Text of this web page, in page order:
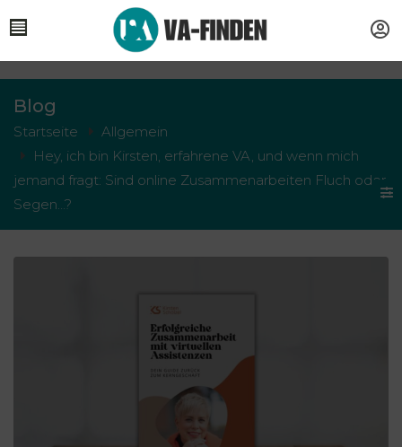
Blog
Startseite
Allgemein
Hey, ich bin Kirsten, erfahrene VA, und wenn mich
jemand fragt: Sind online Zusammenarbeiten Fluch oder
Segen…?